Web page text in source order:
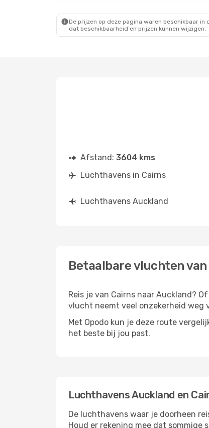
De prijzen op deze pagina waren beschikbaar
dat beschikbaarheid en prijzen kunnen wijzigen.
Afstand: 3604 kms
Luchthavens in Cairns
Luchthavens Auckland
Betaalbare vluchten
Reis je van Cairns naar Auckland?
vlucht neemt veel onzekerheid weg
Met Opodo kun je deze route
het beste bij jou past.
Luchthavens Auckland en
De luchthavens waar je doorheen
Houd er rekening mee dat